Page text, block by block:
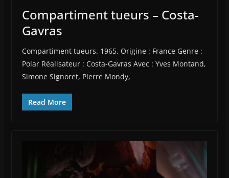
Compartiment tueurs – Costa-
Gavras
Compartiment tueurs. 1965. Origine : France Genre :
Polar Réalisateur : Costa-Gavras Avec : Yves Montand,
Simone Signoret, Pierre Mondy,
Read More